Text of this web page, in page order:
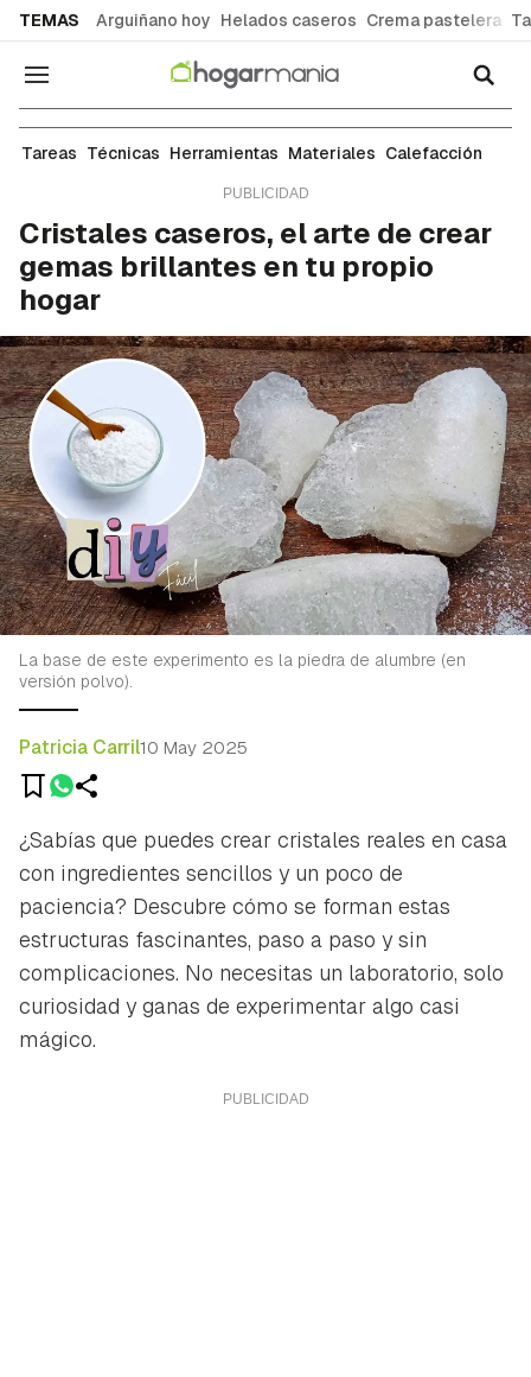
TEMAS Arguiñano hoy Helados caseros Crema pastelera
Navegación
Tareas de bricolaje
Tareas Técnicas Herramientas Materiales Calefacción
Cristales caseros, el arte de crear
gemas brillantes en tu propio
hogar
La base de este experimento es la piedra de alumbre (en
versión polvo).
Patricia Carril10 May 2025
¿Sabías que puedes crear cristales reales en casa
con ingredientes sencillos y un poco de
paciencia? Descubre cómo se forman estas
estructuras fascinantes, paso a paso y sin
complicaciones. No necesitas un laboratorio, solo
curiosidad y ganas de experimentar algo casi
mágico.